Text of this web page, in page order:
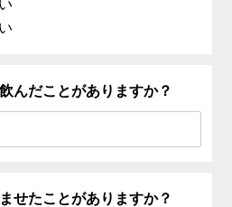
んだことがありますか？
せたことがありますか？